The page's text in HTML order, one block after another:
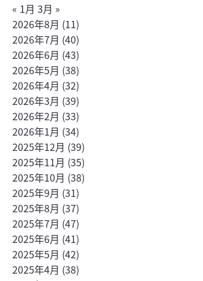
« 1月 3月 »
2026年8月 (11)
2026年7月 (40)
2026年6月 (43)
2026年5月 (38)
2026年4月 (32)
2026年3月 (39)
2026年2月 (33)
2026年1月 (34)
2025年12月 (39)
2025年11月 (35)
2025年10月 (38)
2025年9月 (31)
2025年8月 (37)
2025年7月 (47)
2025年6月 (41)
2025年5月 (42)
2025年4月 (38)